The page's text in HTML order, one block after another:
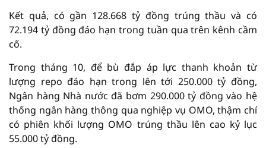
Kết quả, có gần 128.668 tỷ đồng trúng thầu và có
72.194 tỷ đồng đáo hạn trong tuần qua trên kênh cầm
cố.
Trong tháng 10, để bù đắp áp lực thanh khoản từ
lượng repo đáo hạn trong lên tới 250.000 tỷ đồng,
Ngân hàng Nhà nước đã bơm 290.000 tỷ đồng vào hệ
thống ngân hàng thông qua nghiệp vụ OMO, thậm chí
có phiên khối lượng OMO trúng thầu lên cao kỷ lục
55.000 tỷ đồng.